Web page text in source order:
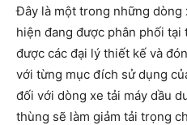
Đây là một trong những dòng
hiện đang được phân phối tại
được các đại lý thiết kế và
với từng mục đích sử dụng
đối với dòng xe tải máy dầu
thùng sẽ làm giảm tải trọng